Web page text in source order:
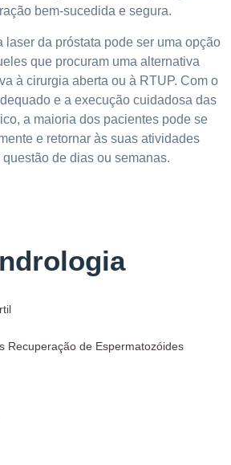
bem-sucedida e segura.
laser da próstata pode ser uma opção
que procuram uma alternativa
à cirurgia aberta ou à RTUP. Com o
e a execução cuidadosa das
a maioria dos pacientes pode se
e retornar às suas atividades
questão de dias ou semanas.
Recuperação de Espermatozóides